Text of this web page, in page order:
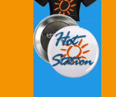
Grey's Anatomy